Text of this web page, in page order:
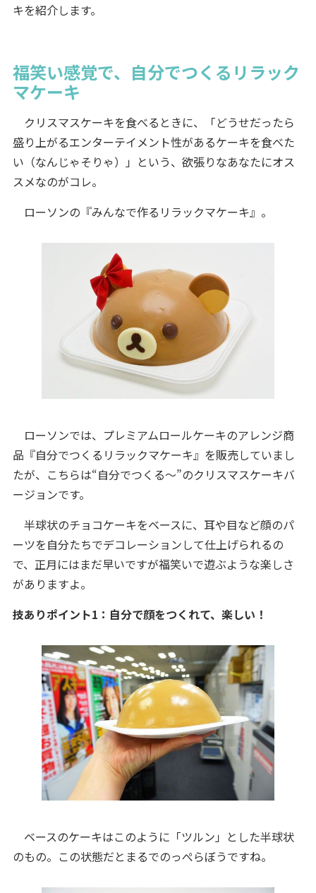
キを紹介します。
福笑い感覚で、自分でつくるリラック
マケーキ
クリスマスケーキを食べるときに、「どうせだったら
盛り上がるエンターテイメント性があるケーキを食べた
い（なんじゃそりゃ）」という、欲張りなあなたにオス
スメなのがコレ。
ローソンの『みんなで作るリラックマケーキ』。
ローソンでは、プレミアムロールケーキのアレンジ商
品『自分でつくるリラックマケーキ』を販売していまし
たが、こちらは“自分でつくる～”のクリスマスケーキバ
ージョンです。
半球状のチョコケーキをベースに、耳や目など顔のパ
ーツを自分たちでデコレーションして仕上げられるの
で、正月にはまだ早いですが福笑いで遊ぶような楽しさ
がありますよ。
技ありポイント1：自分で顔をつくれて、楽しい！
ベースのケーキはこのように「ツルン」とした半球状
のもの。この状態だとまるでのっぺらぼうですね。